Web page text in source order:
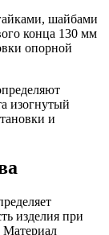
шайбами
конца 130 мм
опорной
изогнутый
и
изделия при
Материал